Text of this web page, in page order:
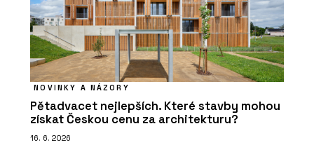
NOVINKY A NÁZORY
Pětadvacet nejlepších. Které stavby mohou
získat Českou cenu za architekturu?
16. 6. 2026